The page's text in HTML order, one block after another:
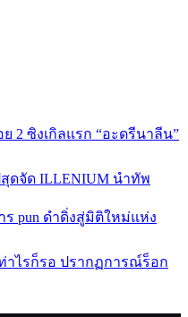
2 ซิงเกิลแรก “อะดรีนาลีน”
สุดจัด ILLENIUM นำทัพ
ร pun ดำดิ่งสู่มิติใหม่แห่ง
าไรก็รอ ปรากฏการณ์ร็อก